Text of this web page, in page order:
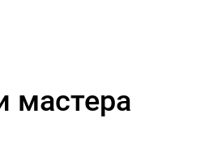
мастера